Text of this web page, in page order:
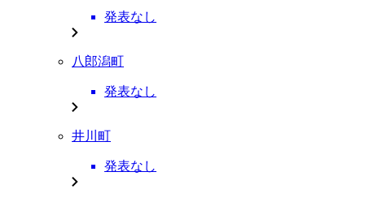
発表なし
八郎潟町
発表なし
井川町
発表なし